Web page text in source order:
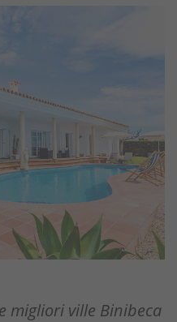
migliori ville Binibeca